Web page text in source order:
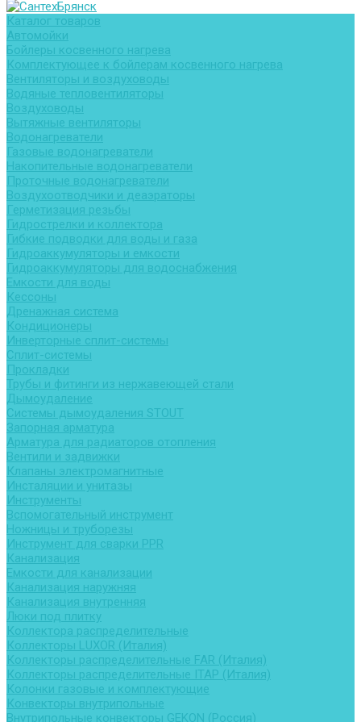
Каталог товаров
Автомойки
Бойлеры косвенного нагрева
Комплектующее к бойлерам косвенного нагрева
Вентиляторы и воздуховоды
Водяные тепловентиляторы
Воздуховоды
Вытяжные вентиляторы
Водонагреватели
Газовые водонагреватели
Накопительные водонагреватели
Проточные водонагреватели
Воздухоотводчики и деаэраторы
Герметизация резьбы
Гидрострелки и коллектора
Гибкие подводки для воды и газа
Гидроаккумуляторы и емкости
Гидроаккумуляторы для водоснабжения
Емкости для воды
Кессоны
Дренажная система
Кондиционеры
Инверторные сплит-системы
Сплит-системы
Прокладки
Трубы и фитинги из нержавеющей стали
Дымоудаление
Системы дымоудаления STOUT
Запорная арматура
Арматура для радиаторов отопления
Вентили и задвижки
Клапаны электромагнитные
Инсталяции и унитазы
Инструменты
Вспомогательный инструмент
Ножницы и труборезы
Инструмент для сварки PPR
Канализация
Емкости для канализации
Канализация наружняя
Канализация внутренняя
Люки под плитку
Коллектора распределительные
Коллекторы LUXOR (Италия)
Коллекторы распределительные FAR (Италия)
Коллекторы распределительные ITAP (Италия)
Колонки газовые и комплектующие
Конвекторы внутрипольные
Внутрипольные конвекторы GEKON (Россия)